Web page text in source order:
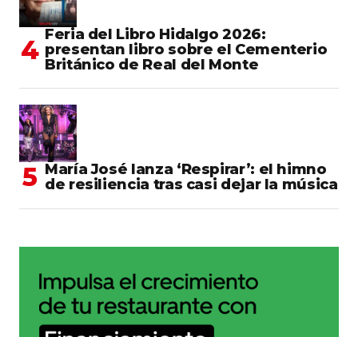
Feria del Libro Hidalgo 2026:
presentan libro sobre el Cementerio
Británico de Real del Monte
María José lanza ‘Respirar’: el himno
de resiliencia tras casi dejar la música